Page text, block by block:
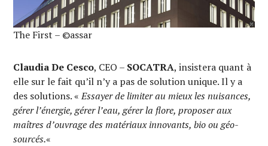
The First – ©assar
Claudia De Cesco, CEO – SOCATRA, insistera quant à
elle sur le fait qu’il n’y a pas de solution unique. Il y a
des solutions. «Essayer de limiter au mieux les nuisances,
gérer l’énergie, gérer l’eau, gérer la flore, proposer aux
maîtres d’ouvrage des matériaux innovants, bio ou géo-
sourcés.«